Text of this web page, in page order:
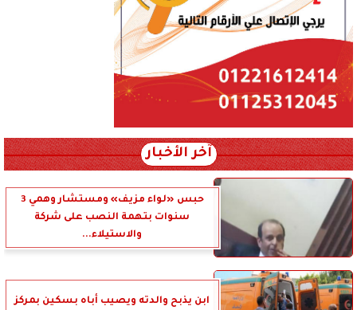
آخر الأخبار
حبس «لواء مزيف» ومستشار وهمي 3
سنوات بتهمة النصب على شركة
والاستيلاء...
ابن يذبح والدته ويصيب أباه بسكين بمركز